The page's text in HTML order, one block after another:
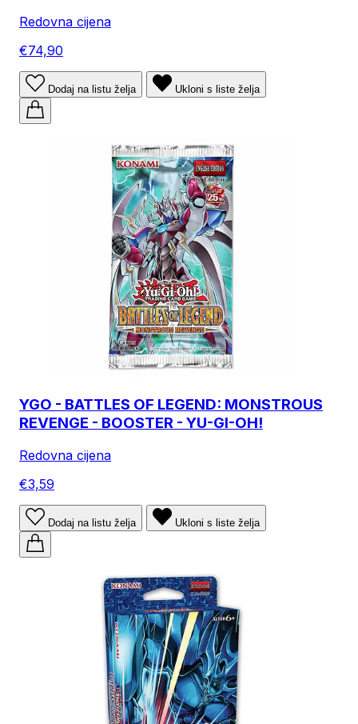
Redovna cijena
€74,90
Dodaj na listu želja Ukloni s liste želja
YGO - BATTLES OF LEGEND: MONSTROUS
REVENGE - BOOSTER - YU-GI-OH!
Redovna cijena
€3,59
Dodaj na listu želja Ukloni s liste želja